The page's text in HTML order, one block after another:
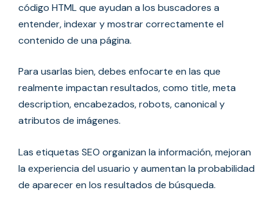
código HTML que ayudan a los buscadores a
entender, indexar y mostrar correctamente el
contenido de una página.
Para usarlas bien, debes enfocarte en las que
realmente impactan resultados, como title, meta
description, encabezados, robots, canonical y
atributos de imágenes.
Las etiquetas SEO organizan la información, mejoran
la experiencia del usuario y aumentan la probabilidad
de aparecer en los resultados de búsqueda.